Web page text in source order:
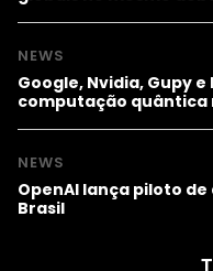
NEWS
Google, Nvidia, Gupy
computação quântica
NEWS
OpenAI lança piloto
Brasil